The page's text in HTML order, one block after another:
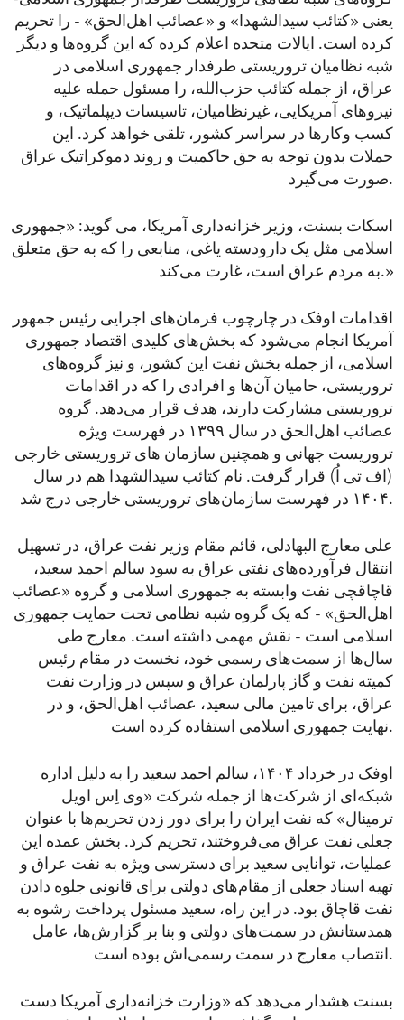
یعنی «کتائب سیدالشهدا» و «عصائب اهل‌الحق» - را تحریم
کرده است. ایالات متحده اعلام کرده که این گروه‌ها و دیگر
شبه ‌نظامیان تروریستی طرفدار جمهوری اسلامی در
عراق، از جمله کتائب حزب‌الله، را مسئول حمله علیه
نیروهای آمریکایی، غیرنظامیان، تاسیسات دیپلماتیک، و
کسب ‌وکارها در سراسر کشور، تلقی خواهد کرد. این
حملات بدون توجه به حق حاکمیت و روند دموکراتیک عراق
صورت می‌گیرد.
اسکات بسنت، وزیر خزانه‌داری آمریکا، می گوید: «جمهوری
اسلامی مثل یک دارودسته یاغی، منابعی را که به ‌حق متعلق
به مردم عراق است، غارت می‌کند.»
اقدامات اوفک در چارچوب فرمان‌های اجرایی‌ رئیس جمهور
آمریکا انجام می‌شود که بخش‌های کلیدی اقتصاد جمهوری
اسلامی، از جمله بخش نفت این کشور، و نیز گروه‌های
تروریستی، حامیان آن‌ها و افرادی را که در اقدامات
تروریستی مشارکت دارند، هدف قرار می‌دهد. گروه
عصائب اهل‌الحق در سال ۱۳۹۹ در فهرست ویژه
تروریست جهانی و همچنین سازمان های تروریستی خارجی
(اف تی اُ) قرار گرفت. نام کتائب سیدالشهدا هم در سال
۱۴۰۴ در فهرست سازمان‌های تروریستی خارجی درج شد.
علی معارج البهادلی، قائم مقام وزیر نفت عراق، در تسهیل
انتقال فرآورده‌های نفتی عراق به سود سالم احمد سعید،
قاچاقچی نفت وابسته به جمهوری اسلامی و گروه «عصائب
اهل‌الحق» - که یک گروه شبه ‌نظامی تحت حمایت جمهوری
اسلامی است - نقش مهمی داشته است. معارج طی
سال‌ها از سمت‌های رسمی خود، نخست در مقام رئیس
کمیته نفت و گاز پارلمان عراق و سپس در وزارت نفت
عراق، برای تامین مالی سعید، عصائب اهل‌الحق، و در
نهایت جمهوری اسلامی استفاده کرده است.
اوفک در خرداد ۱۴۰۴، سالم احمد سعید را به‌ دلیل اداره
شبکه‌ای از شرکت‌ها از جمله شرکت «وی‌ اِس اویل
ترمینال» که نفت ایران را برای دور زدن تحریم‌ها با عنوان
جعلی نفت عراق می‌فروختند، تحریم کرد. بخش عمده این
عملیات، توانایی سعید برای دسترسی ویژه به نفت عراق و
تهیه اسناد جعلی از مقام‌های دولتی برای قانونی جلوه دادن
نفت قاچاق بود. در این راه، سعید مسئول پرداخت رشوه به
همدستانش در سمت‌های دولتی و بنا بر گزارش‌ها، عامل
انتصاب معارج در سمت رسمی‌اش بوده است.
بسنت هشدار می‌دهد که «وزارت خزانه‌داری آمریکا دست